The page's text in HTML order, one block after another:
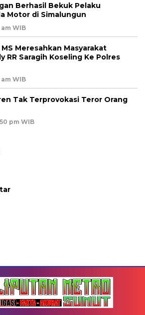
Berhasil Bekuk Pelaku
Motor di Simalungun
WIB
Meresahkan Masyarakat
RR Saragih Koseling Ke Polres
WIB
Tak Terprovokasi Teror Orang
pm WIB